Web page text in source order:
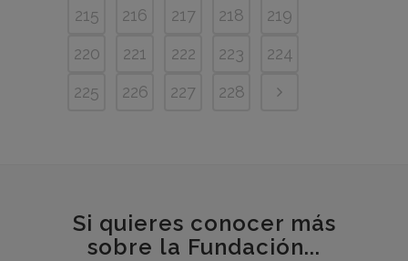
215
216 217 218
219
220
221 222 223
224
225
226 227 228
Si quieres conocer más
sobre la Fundación...